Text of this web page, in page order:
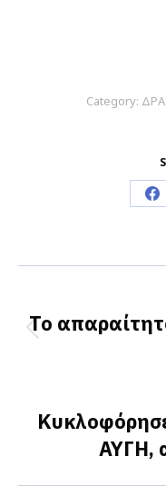
Category:
Το
ΑΥΓΗ,